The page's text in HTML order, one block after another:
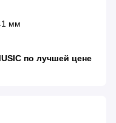
мм
по лучшей цене